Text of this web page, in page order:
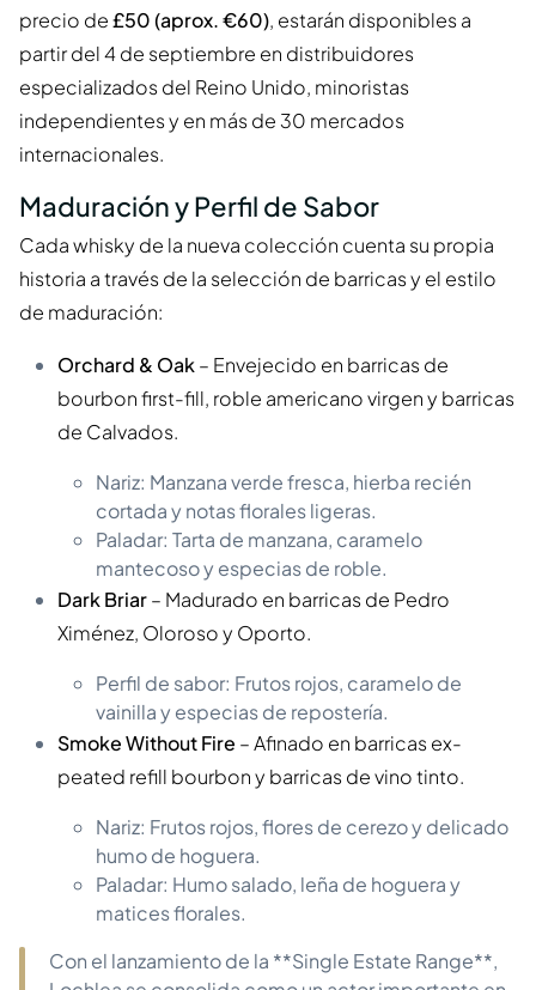
precio de£50 (aprox. €60), estarán disponibles a
partir del 4 de septiembre en distribuidores
especializados del Reino Unido, minoristas
independientes y en más de 30 mercados
internacionales.
Maduración y Perfil de Sabor
Cada whisky de la nueva colección cuenta su propia
historia a través de la selección de barricas y el estilo
de maduración:
Orchard & Oak– Envejecido en barricas de
bourbon first-fill, roble americano virgen y barricas
de Calvados.
Nariz: Manzana verde fresca, hierba recién
cortada y notas florales ligeras.
Paladar: Tarta de manzana, caramelo
mantecoso y especias de roble.
Dark Briar– Madurado en barricas de Pedro
Ximénez, Oloroso y Oporto.
Perfil de sabor: Frutos rojos, caramelo de
vainilla y especias de repostería.
Smoke Without Fire – Afinado en barricas ex-
peated refill bourbon y barricas de vino tinto.
Nariz: Frutos rojos, flores de cerezo y delicado
humo de hoguera.
Paladar: Humo salado, leña de hoguera y
matices florales.
Con el lanzamiento de la **Single Estate Range**,